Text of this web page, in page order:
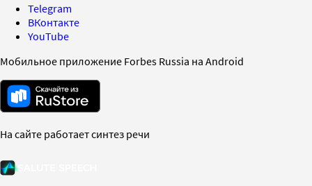
Telegram
ВКонтакте
YouTube
Мобильное приложение Forbes Russia на Android
На сайте работает синтез речи